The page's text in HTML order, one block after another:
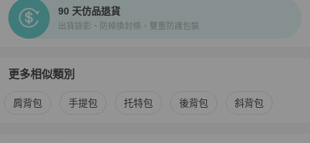
90 天仿品退貨
出貨錄影、防掉換封條、雙重防護包裝
更多相似類別
更多Hermès 女包相似商品推薦
肩背包 手提包 托特包 後背包 斜背包